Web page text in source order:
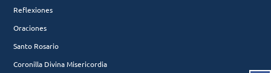
Reflexiones
Oraciones
Santo Rosario
Coronilla Divina Misericordia